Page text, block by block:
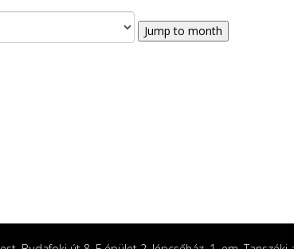
Jump to month